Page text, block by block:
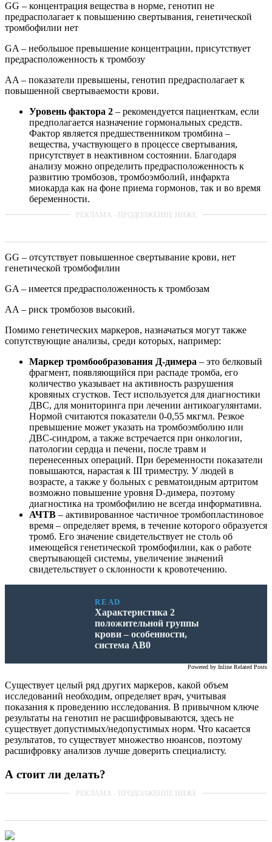
GG – концентрация вещества в норме, генотип не
предрасполагает к повышению свертывания, генетической
тромбофилии нет
GA – небольшое превышение концентрации, присутствует
предрасположенность к тромбозу
AA – показатели превышены, генотип предрасполагает к
повышенной свертываемости крови.
Уровень фактора 2 – рекомендуется пациенткам, если
предполагается назначение гормональных средств.
Фактор является предшественником тромбина –
вещества, участвующего в процессе свертывания,
присутствует в неактивном состоянии. Благодаря
анализу можно определить предрасположенность к
развитию тромбозов, тромбоэмболий, инфаркта
миокарда как на фоне приема гормонов, так и во время
беременности.
GG – отсутствует повышенное свертывание крови, нет
генетической тромбофилии
GA – имеется предрасположенность к тромбозам
AA – риск тромбозов высокий.
Помимо генетических маркеров, назначаться могут также
сопутствующие анализы, среди которых, например:
Маркер тромбообразования Д-димера – это белковый
фрагмент, появляющийся при распаде тромба, его
количество указывает на активность разрушения
кровяных сгустков. Тест используется для диагностики
ДВС, для мониторинга при лечении антикоагулянтами.
Нормой считаются показатели 0-0,55 мкгмл. Резкое
превышение может указать на тромбоэмболию или
ДВС-синдром, а также встречается при онкологии,
патологии сердца и печени, после травм и
перенесенных операций. При беременности показатели
повышаются, нарастая к III триместру. У людей в
возрасте, а также у больных с ревматоидным артритом
возможно повышение уровня D-димера, поэтому
диагностика на тромбофилию не всегда информативна.
АЧТВ – активированное частичное тромбопластиновое
время – определяет время, в течение которого образуется
тромб. Его значение свидетельствует не столь об
имеющейся генетической тромбофилии, как о работе
свертывающей системы, увеличение значений
свидетельствует о склонности к кровотечению.
READ
Характеристика 2
положительной группы
крови – особенности,
система АВ0
Powered by Inline Related Posts
Существует целый ряд других маркеров, какой объем
исследований необходим, определяет врач, учитывая
показания к проведению исследования. В привычном ключе
результаты на генотип не расшифровываются, здесь не
существует допустимых/недопустимых норм. Что касается
результатов, то существует множество нюансов, поэтому
расшифровку анализов лучше доверить специалисту.
А стоит ли делать?